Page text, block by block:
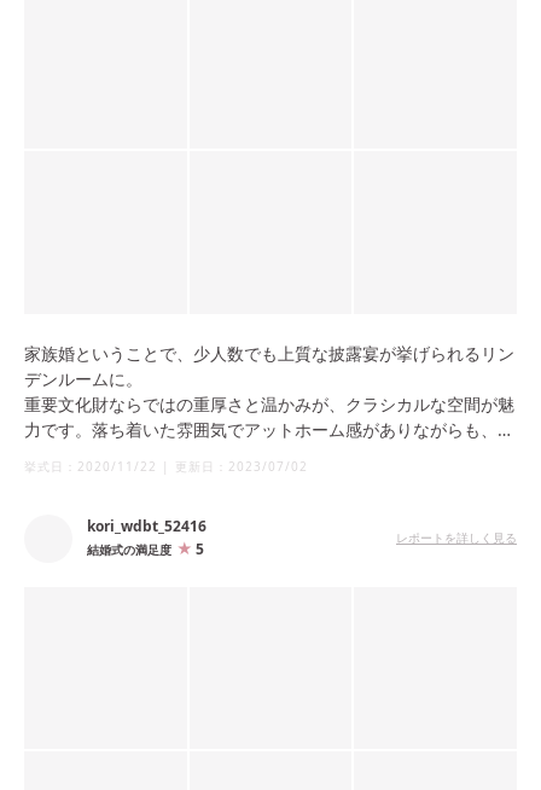
家族婚ということで、少人数でも上質な披露宴が挙げられるリン
デンルームに。
重要文化財ならではの重厚さと温かみが、クラシカルな空間が魅
力です。落ち着いた雰囲気でアットホーム感がありながらも、天
挙式日： 2020/11/22 | 更新日： 2023/07/02
kori_wdbt_52416
結婚式の満足度 5
レポートを詳しく見る